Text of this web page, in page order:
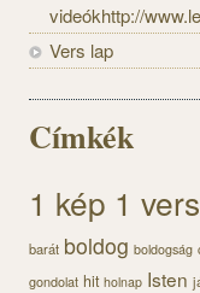
videókhttp://
Vers lap
Címkék
1 kép 1 vers
barát boldog boldogság
gondolat hit holnap Isten